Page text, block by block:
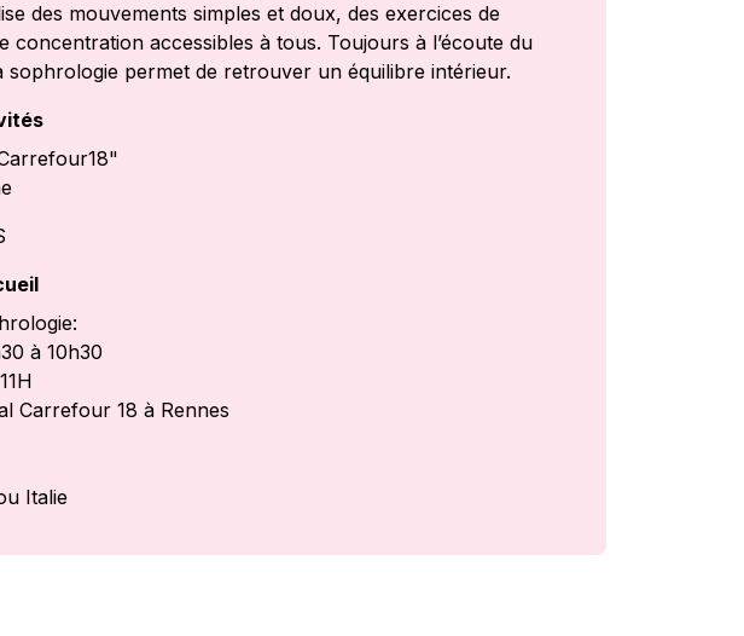
des mouvements simples et doux, des exercices de
concentration accessibles à tous. Toujours à l’écoute du
sophrologie permet de retrouver un équilibre intérieur.
à 10h30
Carrefour 18 à Rennes
Italie